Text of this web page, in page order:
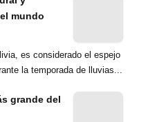
mundo
es considerado el espejo
la temporada de lluvias...
grande del